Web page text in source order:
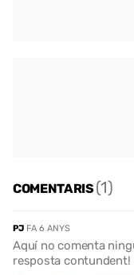
COMENTARIS(1)
PJ FA 6 ANYS
Aquí no comenta
resposta contundent!